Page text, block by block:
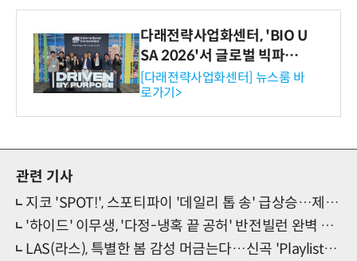
다래전략사업화센터, 'BIO U
SA 2026'서 글로벌 빅파마
와의 비즈니스 미팅 지원…K
-바이오 해외 진출 교두보 확
보
[다래전략사업화센터] 뉴스룸 바
로가기>
관련 기사
지코 'SPOT!', 스포티파이 '데일리 톱 송' 급상승…제니 더한 완벽 '아티스트 정점'
'하이드' 이무생, '다정-냉혹 끝 공허' 반전빌런 완벽 끝맺음
LAS(라스), 특별한 봄 감성 머금는다…신곡 'Playlist' 발매